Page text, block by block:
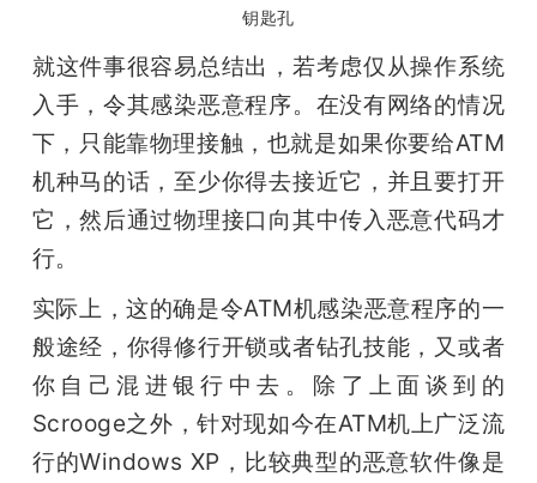
钥匙孔
就这件事很容易总结出，若考虑仅从操作系统
入手，令其感染恶意程序。在没有网络的情况
下，只能靠物理接触，也就是如果你要给ATM
机种马的话，至少你得去接近它，并且要打开
它，然后通过物理接口向其中传入恶意代码才
行。
实际上，这的确是令ATM机感染恶意程序的一
般途经，你得修行开锁或者钻孔技能，又或者
你自己混进银行中去。除了上面谈到的
Scrooge之外，针对现如今在ATM机上广泛流
行的Windows XP，比较典型的恶意软件像是